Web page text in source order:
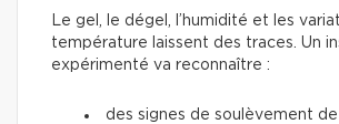
Le gel, le dégel, l’humidité et les
température laissent des traces. Un
expérimenté va reconnaître :
des signes de soulèvement de